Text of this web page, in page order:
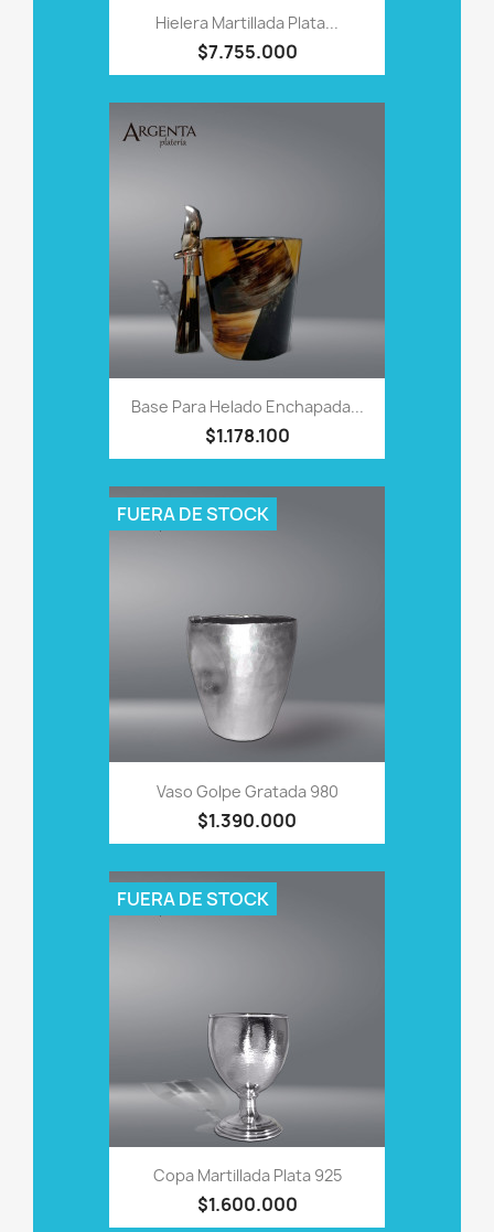
Hielera Martillada Plata...
$7.755.000
Base Para Helado Enchapada...
$1.178.100
Vaso Golpe Gratada 980
$1.390.000
FUERA DE STOCK
Copa Martillada Plata 925
$1.600.000
FUERA DE STOCK